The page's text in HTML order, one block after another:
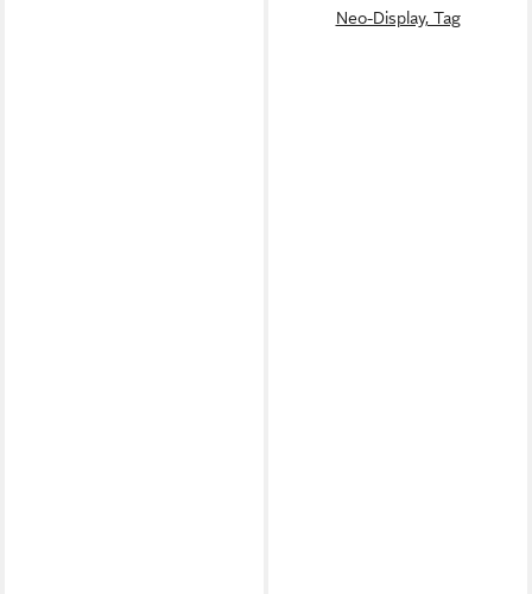
Neo-Display, Tag